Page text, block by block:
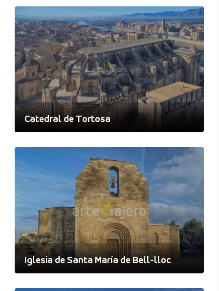
Catedral de Tortosa
Iglesia de Santa María de Bell-lloc